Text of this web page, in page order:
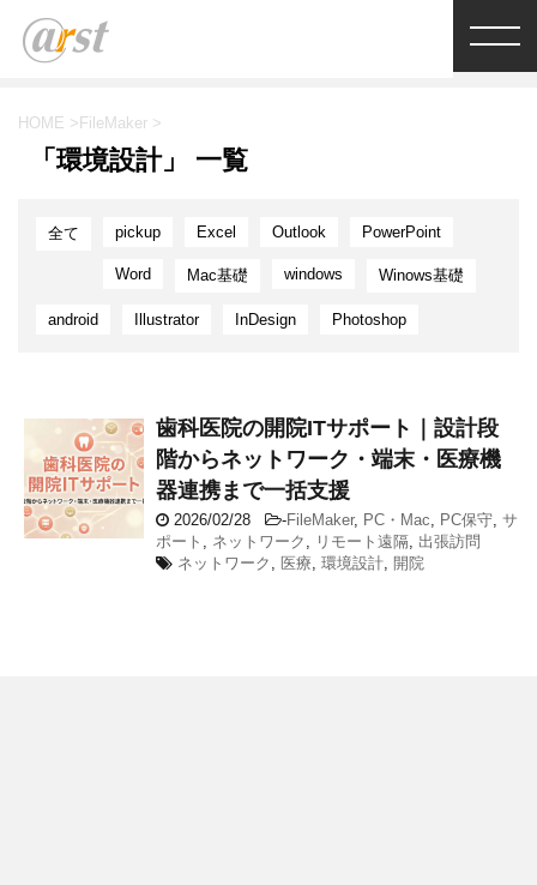
HOME > FileMaker >
「環境設計」 一覧
全て pickup Excel Outlook PowerPoint
Word Mac基礎 windows Winows基礎
android Illustrator InDesign Photoshop
歯科医院の開院ITサポート｜設計段
階からネットワーク・端末・医療機
器連携まで一括支援
2026/02/28 -FileMaker, PC・Mac, PC保守, サ
ポート , ネットワーク , リモート遠隔, 出張訪問
ネットワーク , 医療, 環境設計, 開院